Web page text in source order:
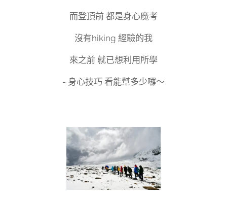
而登頂前 都是身心魔考
沒有hiking 經驗的我
來之前 就已想利用所學
- 身心技巧 看能幫多少囉～